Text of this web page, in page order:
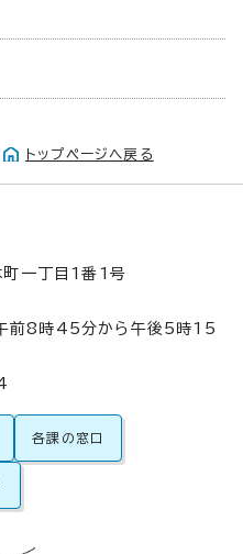
トップページへ戻る
一丁目1番1号
前8時45分から午後5時15
各課の窓口